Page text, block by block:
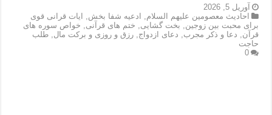
آوریل 5, 2026
احادیث معصومین علیهم السلام, ادعیه شفا بخش,
ایات قرانی قوی
برای محبت بین زوجین, بخت گشایی, ختم های قرآنی, خواص سوره های
قرآن, دعا و ذکر مجرب, دعای ازدواج,رزق و روزی و برکت مال,طلب
حاجت
0